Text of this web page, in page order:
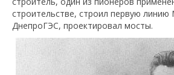
строительстве, строил первую
ДнепроГЭС, проектировал мосты.